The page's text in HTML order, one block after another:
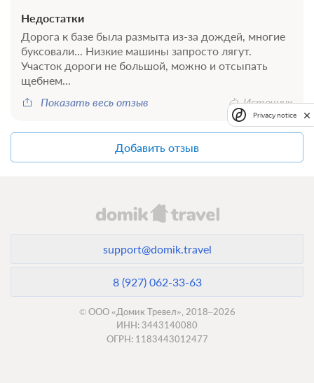
Недостатки
Дорога к базе была размыта из-за дождей, многие
буксовали... Низкие машины запросто лягут.
Участок дороги не большой, можно и отсыпать
щебнем...
Показать весь отзыв
Источник
Добавить отзыв
support@domik.travel
8 (927) 062-33-63
© ООО «Домик Тревел», 2018–2026
ИНН: 3443140080
ОГРН: 1183443012477
Privacy notice